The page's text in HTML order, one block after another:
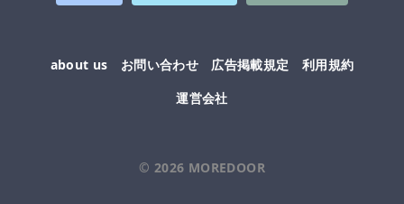
about us お問い合わせ 広告掲載規定
利用規約
運営会社
© 2026 MOREDOOR